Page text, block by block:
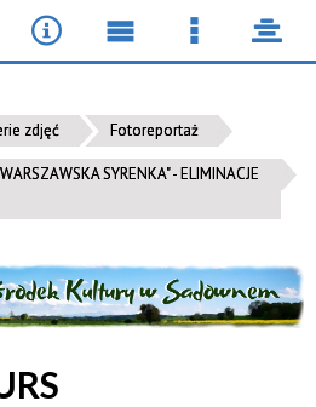
zdjęć Fotoreportaż
SYRENKA" - ELIMINACJE
Narzędzia
MenuMenu